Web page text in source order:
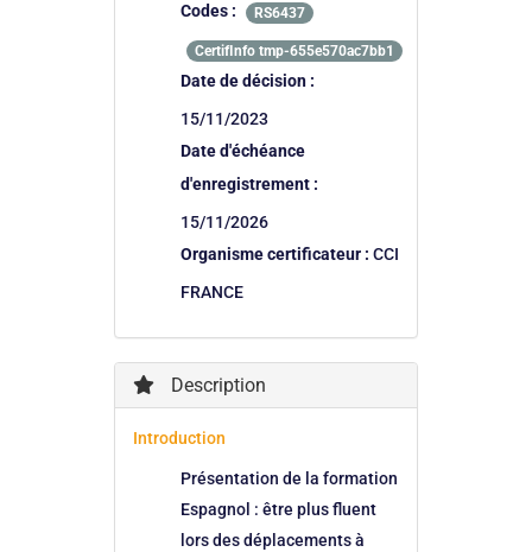
Codes :
RS6437
CertifInfo tmp-655e570ac7bb1
Date de décision :
15/11/2023
Date d'échéance
d'enregistrement :
15/11/2026
Organisme certificateur : CCI
FRANCE
Description
Introduction
Présentation de la formation
Espagnol : être plus fluent
lors des déplacements à